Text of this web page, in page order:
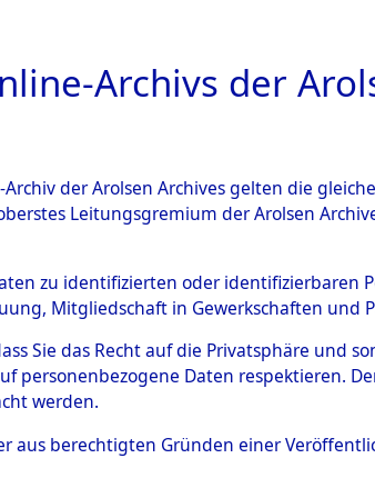
ARCHIVALE ÜBERSICHT
Orten
(84602199)
0010 (84602199)
Archivs der
der Arolsen Archives gelten die
Leitungsgremium der Arolsen
zu identifizierten oder identifizierbaren
Mitgliedschaft in Gewerkschaften und
Sie das Recht auf die Privatsphäre und
personenbezogene Daten respektieren.
werden.
aus berechtigten Gründen einer